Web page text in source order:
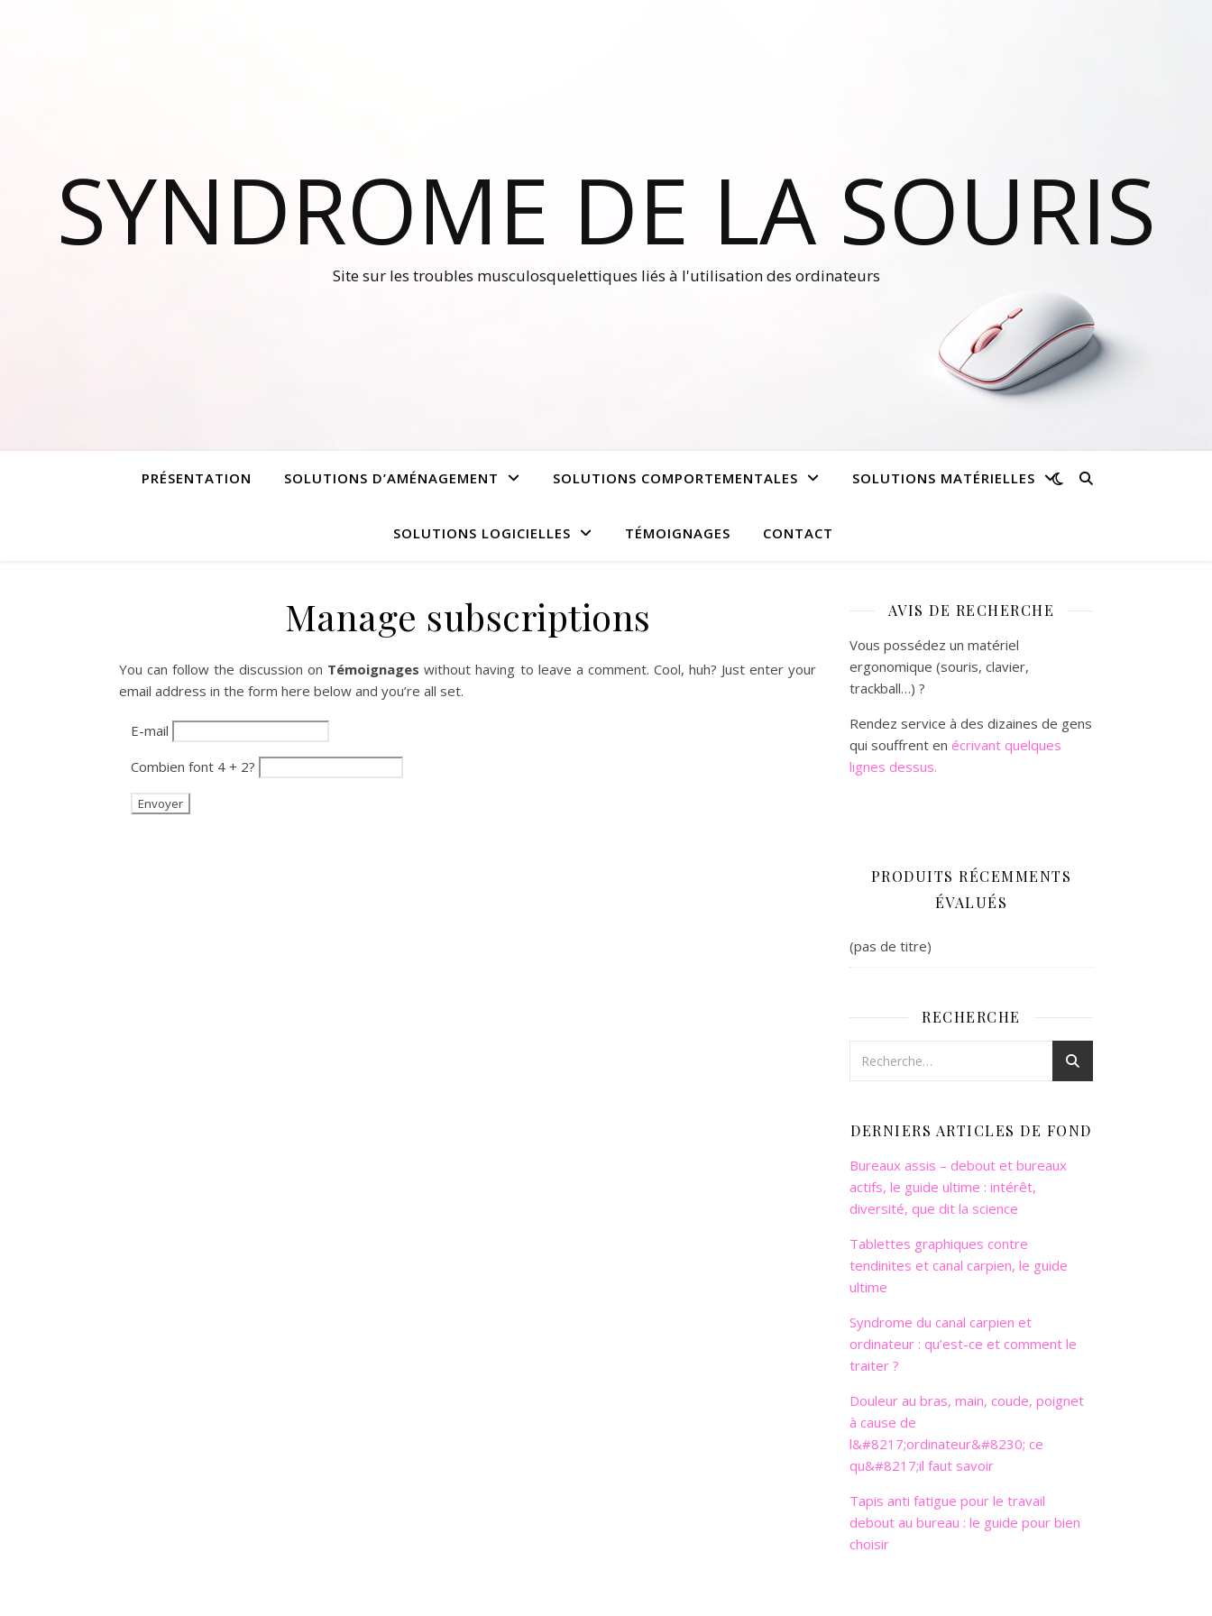
SYNDROME DE LA SOURIS
Site sur les troubles musculosquelettiques liés à l'utilisation des ordinateurs
PRÉSENTATION SOLUTIONS D’AMÉNAGEMENT SOLUTIONS COMPORTEMENTALES SOLUTIONS MATÉRIELLES
SOLUTIONS LOGICIELLES TÉMOIGNAGES CONTACT
Manage subscriptions
You can follow the discussion on Témoignages without having to leave a comment. Cool, huh? Just enter your
email address in the form here below and you’re all set.
E-mail
Combien font 4 + 2?
AVIS DE RECHERCHE
Vous possédez un matériel
ergonomique (souris, clavier,
trackball…) ?
Rendez service à des dizaines de gens
qui souffrent en écrivant quelques
lignes dessus.
PRODUITS RÉCEMMENTS
ÉVALUÉS
(pas de titre)
RECHERCHE
DERNIERS ARTICLES DE FOND
Bureaux assis – debout et bureaux
actifs, le guide ultime : intérêt,
diversité, que dit la science
Tablettes graphiques contre
tendinites et canal carpien, le guide
ultime
Syndrome du canal carpien et
ordinateur : qu’est-ce et comment le
traiter ?
Douleur au bras, main, coude, poignet
à cause de
l&#8217;ordinateur&#8230; ce
qu&#8217;il faut savoir
Tapis anti fatigue pour le travail
debout au bureau : le guide pour bien
choisir